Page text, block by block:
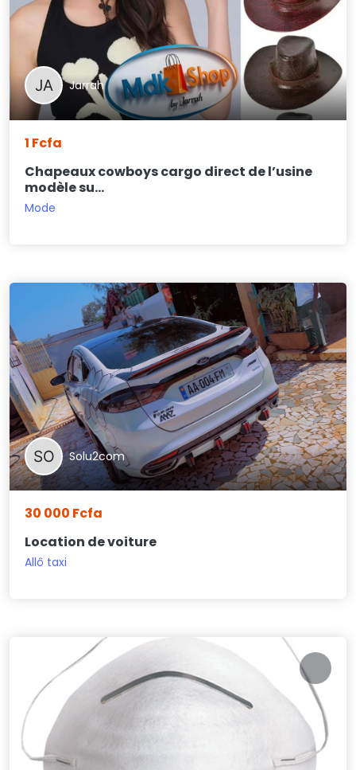
Jarrah
1 Fcfa
Chapeaux cowboys cargo direct de l’usine
modèle su...
Mode
Solu2com
30 000 Fcfa
Location de voiture
Allô taxi